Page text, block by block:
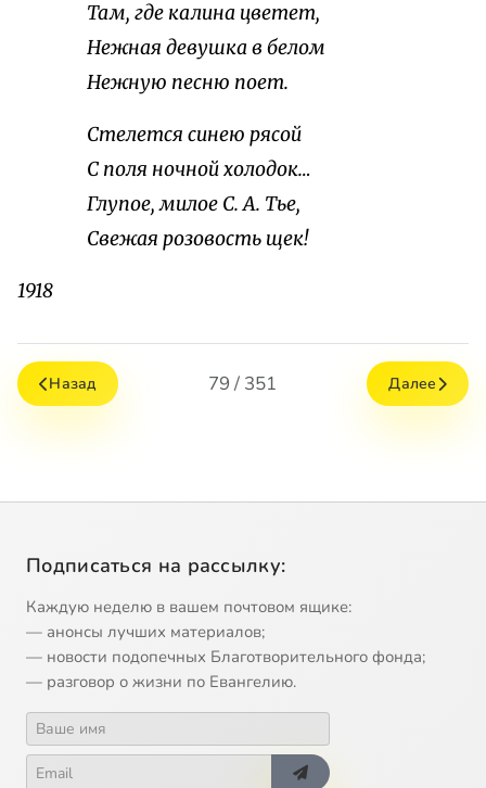
Там, где калина цветет,
Нежная девушка в белом
Нежную песню поет.
Стелется синею рясой
С поля ночной холодок…
Глупое, милое С. А. Тье,
Свежая розовость щек!
1918
Назад 79 / 351 Далее
Подписаться на рассылку:
Каждую неделю в вашем почтовом ящике:
— анонсы лучших материалов;
— новости подопечных Благотворительного фонда;
— разговор о жизни по Евангелию.